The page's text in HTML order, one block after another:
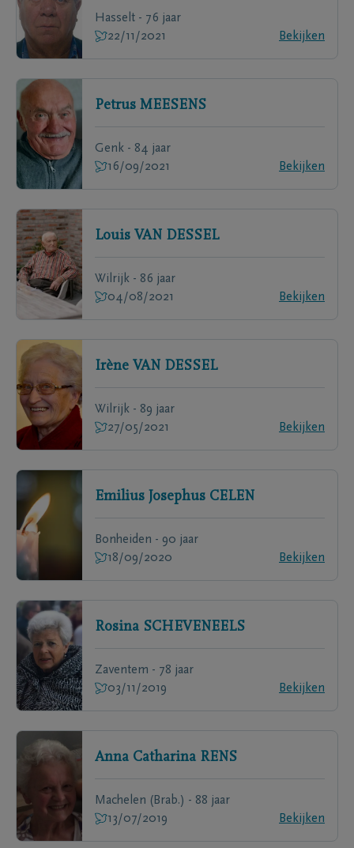
Hasselt - 76 jaar
22/11/2021
Bekijken
Petrus MEESENS
Genk - 84 jaar
16/09/2021
Bekijken
Louis VAN DESSEL
Wilrijk - 86 jaar
04/08/2021
Bekijken
Irène VAN DESSEL
Wilrijk - 89 jaar
27/05/2021
Bekijken
Emilius Josephus CELEN
Bonheiden - 90 jaar
18/09/2020
Bekijken
Rosina SCHEVENEELS
Zaventem - 78 jaar
03/11/2019
Bekijken
Anna Catharina RENS
Machelen (Brab.) - 88 jaar
13/07/2019
Bekijken